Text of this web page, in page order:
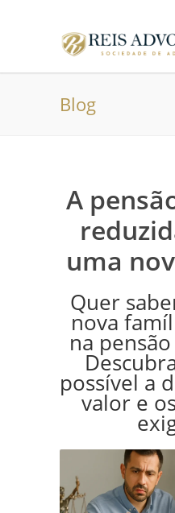
Blog
A
uma
Quer
nova
na
possível a
valor e